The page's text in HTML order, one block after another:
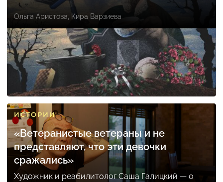
Ольга Аристова, Кира Варзиева
ИСТОРИИ
«Ветеранистые ветераны и не
представляют, что эти девочки
сражались»
Художник и реабилитолог Саша Галицкий — о